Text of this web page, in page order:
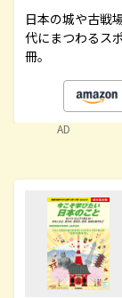
日本の城や古戦
代にまつわるス
冊。
AD